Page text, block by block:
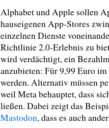
Alphabet und Apple sollen
hauseigenen App-Stores
einzelnen Dienste
Richtlinie 2.0-Erlebnis zu
wird verdächtigt, ein
anzubieten: Für 9,99 Euro
werden. Alternativ müssen
weil Meta behauptet, dass
ließen. Dabei zeigt das
Mastodon, dass es auch